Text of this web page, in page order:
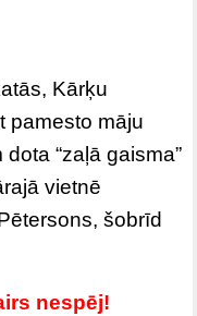
Kārķu
pamesto māju
“zaļā gaisma”
vietnē
šobrīd
nespēj!